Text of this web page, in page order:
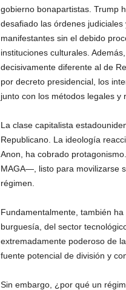
gobierno bonapartistas. Trump
desafiado las órdenes
manifestantes sin el debido
instituciones culturales.
decisivamente diferente al de
por decreto presidencial, los
junto con los métodos legales y
La clase capitalista
Republicano. La ideología
Anon, ha cobrado
MAGA—, listo para movilizarse
régimen.
Fundamentalmente, también
burguesía, del sector
extremadamente poderoso de
fuente potencial de división y
Sin embargo, ¿por qué un